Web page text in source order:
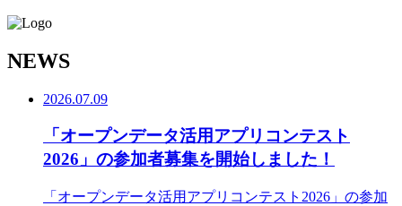
NEWS
2026.07.09
「オープンデータ活用アプリコンテスト
2026」の参加者募集を開始しました！
「オープンデータ活用アプリコンテスト2026」の参加